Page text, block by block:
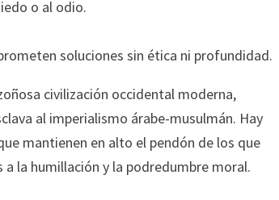
o al odio.
soluciones sin ética ni profundidad.
civilización occidental moderna,
al imperialismo árabe-musulmán. Hay
mantienen en alto el pendón de los que
la humillación y la podredumbre moral.